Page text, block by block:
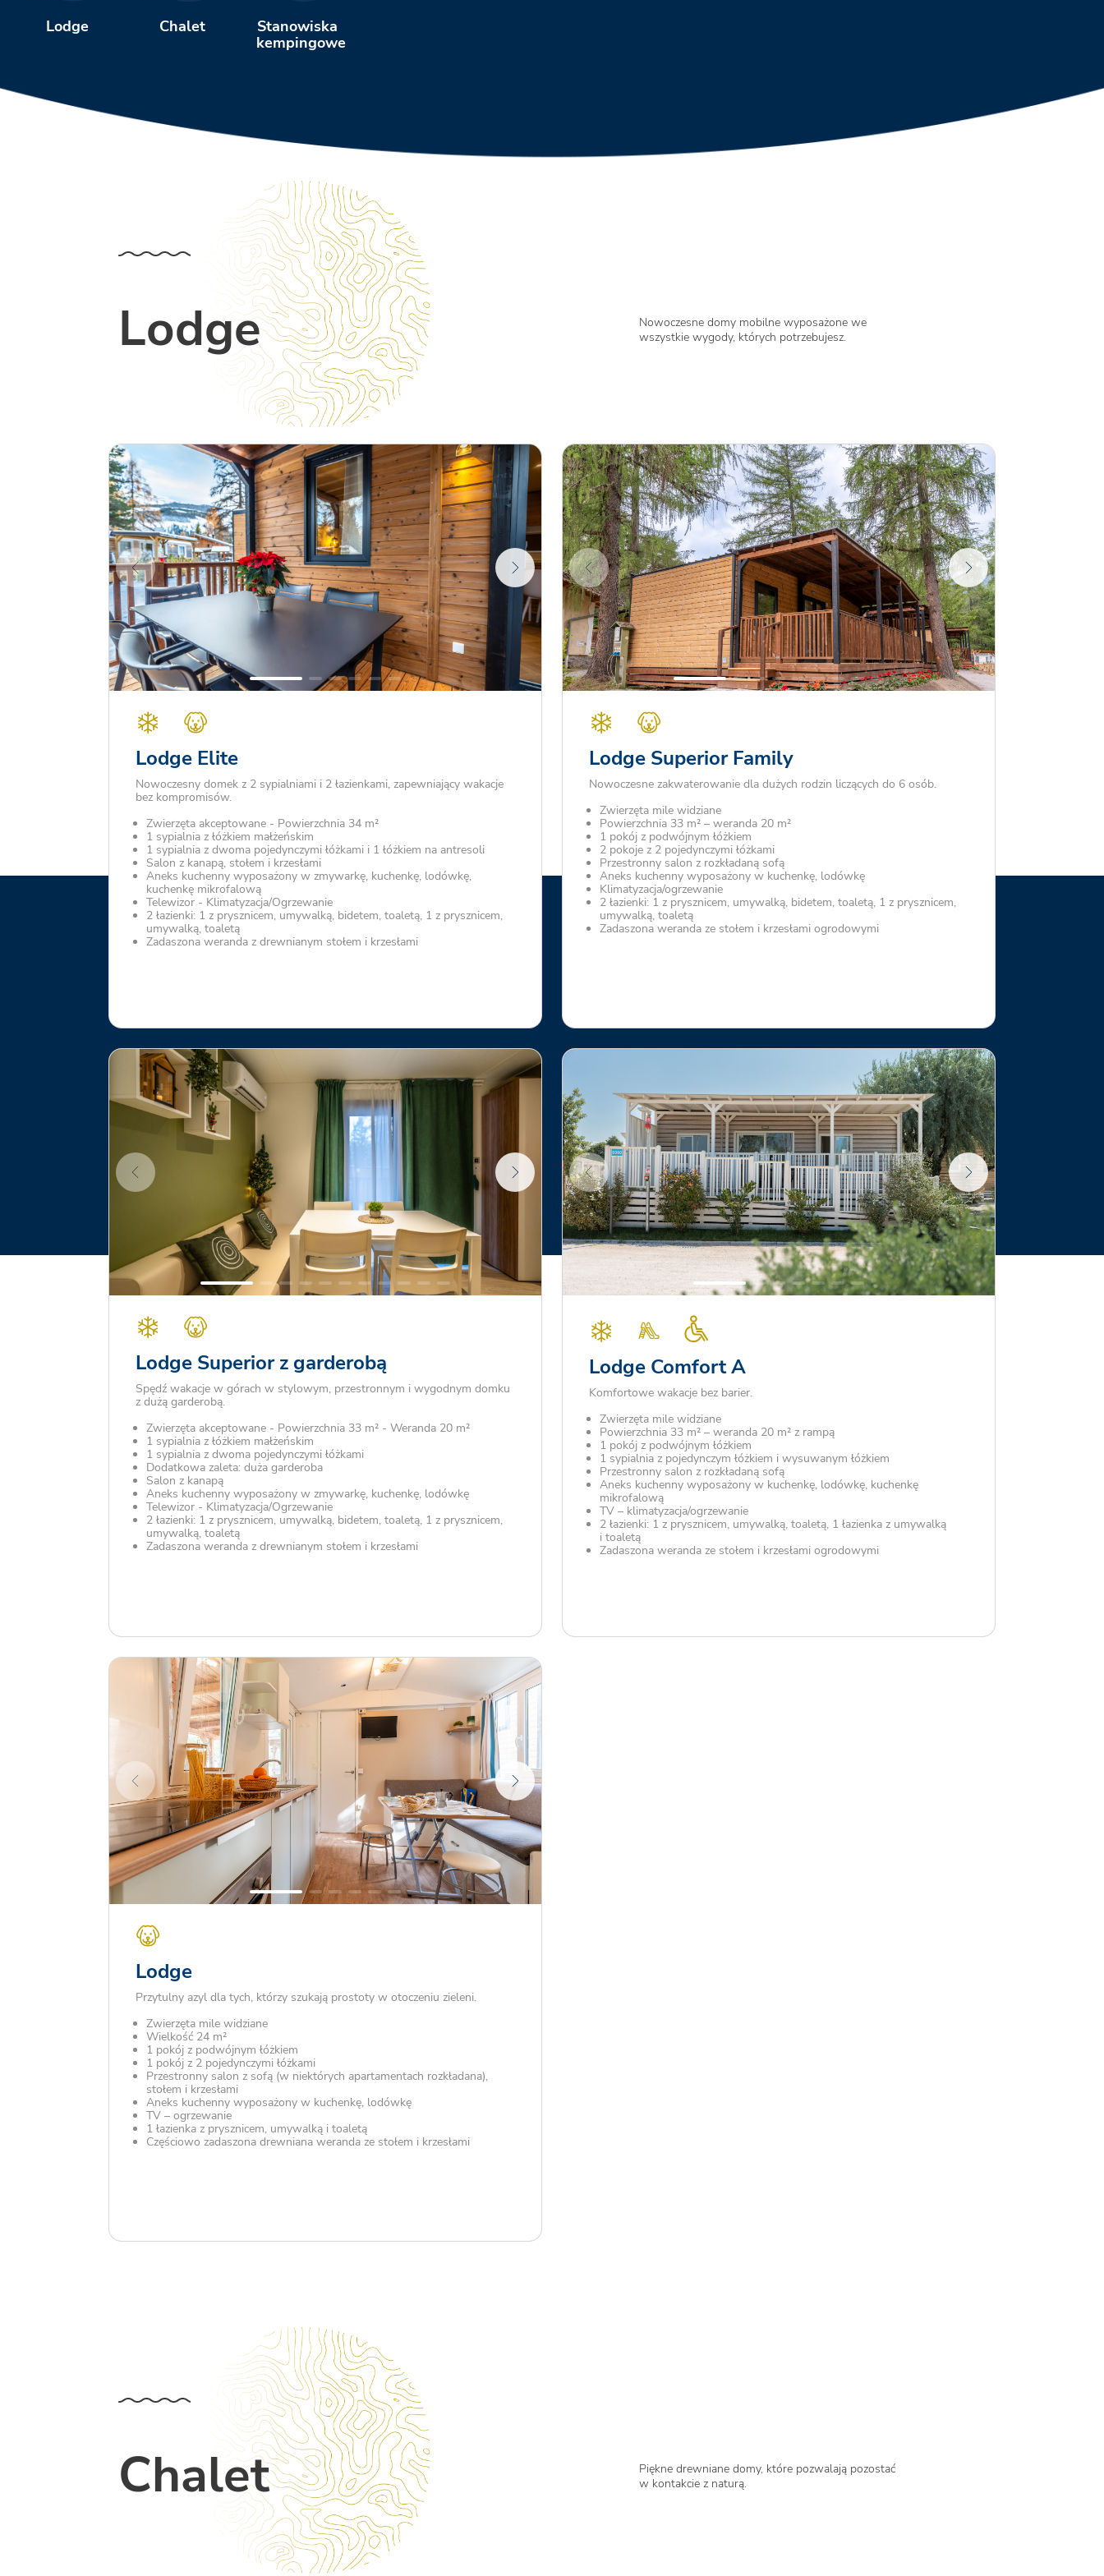
Lodge Chalet
Stanowiska
kempingowe
Lodge
Nowoczesne domy mobilne wyposażone we
wszystkie wygody, których potrzebujesz.
Lodge Elite
Nowoczesny domek z 2 sypialniami i 2 łazienkami, zapewniający wakacje
bez kompromisów.
Zwierzęta akceptowane - Powierzchnia 34 m²
1 sypialnia z łóżkiem małżeńskim
1 sypialnia z dwoma pojedynczymi łóżkami i 1 łóżkiem na antresoli
Salon z kanapą, stołem i krzesłami
Aneks kuchenny wyposażony w zmywarkę, kuchenkę, lodówkę,
kuchenkę mikrofalową
Telewizor - Klimatyzacja/Ogrzewanie
2 łazienki: 1 z prysznicem, umywalką, bidetem, toaletą, 1 z prysznicem,
umywalką, toaletą
Zadaszona weranda z drewnianym stołem i krzesłami
Lodge Superior Family
Nowoczesne zakwaterowanie dla dużych rodzin liczących do 6 osób.
Zwierzęta mile widziane
Powierzchnia 33 m² – weranda 20 m²
1 pokój z podwójnym łóżkiem
2 pokoje z 2 pojedynczymi łóżkami
Przestronny salon z rozkładaną sofą
Aneks kuchenny wyposażony w kuchenkę, lodówkę
Klimatyzacja/ogrzewanie
2 łazienki: 1 z prysznicem, umywalką, bidetem, toaletą, 1 z prysznicem,
umywalką, toaletą
Zadaszona weranda ze stołem i krzesłami ogrodowymi
Lodge Superior z garderobą
Spędź wakacje w górach w stylowym, przestronnym i wygodnym domku
z dużą garderobą.
Zwierzęta akceptowane - Powierzchnia 33 m² - Weranda 20 m²
1 sypialnia z łóżkiem małżeńskim
1 sypialnia z dwoma pojedynczymi łóżkami
Dodatkowa zaleta: duża garderoba
Salon z kanapą
Aneks kuchenny wyposażony w zmywarkę, kuchenkę, lodówkę
Telewizor - Klimatyzacja/Ogrzewanie
2 łazienki: 1 z prysznicem, umywalką, bidetem, toaletą, 1 z prysznicem,
umywalką, toaletą
Zadaszona weranda z drewnianym stołem i krzesłami
Lodge Comfort A
Komfortowe wakacje bez barier.
Zwierzęta mile widziane
Powierzchnia 33 m² – weranda 20 m² z rampą
1 pokój z podwójnym łóżkiem
1 sypialnia z pojedynczym łóżkiem i wysuwanym łóżkiem
Przestronny salon z rozkładaną sofą
Aneks kuchenny wyposażony w kuchenkę, lodówkę, kuchenkę
mikrofalową
TV – klimatyzacja/ogrzewanie
2 łazienki: 1 z prysznicem, umywalką, toaletą, 1 łazienka z umywalką
i toaletą
Zadaszona weranda ze stołem i krzesłami ogrodowymi
Lodge
Przytulny azyl dla tych, którzy szukają prostoty w otoczeniu zieleni.
Zwierzęta mile widziane
Wielkość 24 m²
1 pokój z podwójnym łóżkiem
1 pokój z 2 pojedynczymi łóżkami
Przestronny salon z sofą (w niektórych apartamentach rozkładana),
stołem i krzesłami
Aneks kuchenny wyposażony w kuchenkę, lodówkę
TV – ogrzewanie
1 łazienka z prysznicem, umywalką i toaletą
Częściowo zadaszona drewniana weranda ze stołem i krzesłami
Chalet
Piękne drewniane domy, które pozwalają pozostać
w kontakcie z naturą.